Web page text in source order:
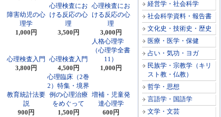
経営学・社会科学
社会科学資料・報告書
文化史・技術史・歴史
医療・医学・保健
占い・気功・ヨガ
民族学・宗教学（キリ
スト教・仏教）
哲学・思想
言語学・国語学
文学・文芸
障害幼児の心
理学
1,000円
心理検査にお
ける反応の心
理
3,500円
心理検査にお
ける反応の心
理
3,000円
心理検査入門
3,800円
心理検査入門
4,500円
人格心理学
（心理学全書
11）
1,000円
教育統計法要
説
900円
心理臨床（2巻
2）特集・境界
例の心理治療
をめぐって
1,500円
増補・児童発
達心理学
600円